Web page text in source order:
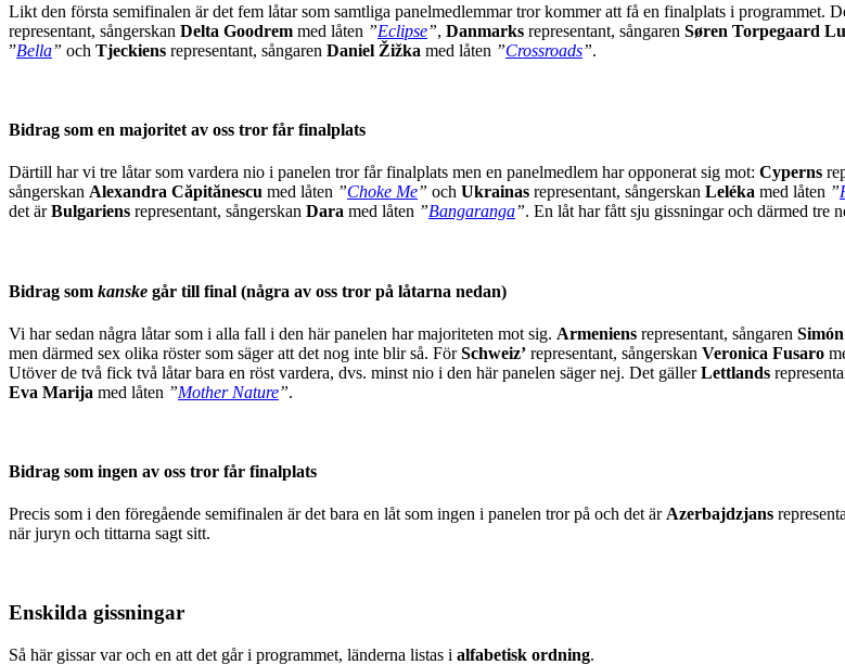
Likt den första semifinalen är det fem låtar som samtliga panelmedlemmar tror kommer att få en finalplats i programmet.
representant, sångerskan Delta Goodrem med låten ”Eclipse”, Danmarks representant, sångaren Søren Torpegaard
”Bella” och Tjeckiens representant, sångaren Daniel Žižka med låten ”Crossroads”.
Bidrag som en majoritet av oss tror får finalplats
Därtill har vi tre låtar som vardera nio i panelen tror får finalplats men en panelmedlem har opponerat sig mot: Cyperns
sångerskan Alexandra Căpitănescu med låten ”Choke Me” och Ukrainas representant, sångerskan Leléka med låten ”
det ärBulgariens representant, sångerskan Dara med låten ”Bangaranga”. En låt har fått sju gissningar och därmed tre
Bidrag som kanske går till final (några av oss tror på låtarna nedan)
Vi har sedan några låtar som i alla fall i den här panelen har majoriteten mot sig. Armeniens representant, sångaren Simón
men därmed sex olika röster som säger att det nog inte blir så. FörSchweiz’ representant, sångerskan Veronica Fusaro
Utöver de två fick två låtar bara en röst vardera, dvs. minst nio i den här panelen säger nej. Det gällerLettlands
Eva Marija med låten ”Mother Nature”.
Bidrag som ingen av oss tror får finalplats
Precis som i den föregående semifinalen är det bara en låt som ingen i panelen tror på och det ärAzerbajdzjans
när juryn och tittarna sagt sitt.
Enskilda gissningar
Så här gissar var och en att det går i programmet, länderna listas i alfabetisk ordning.